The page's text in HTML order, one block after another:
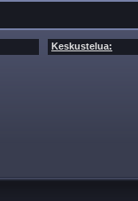
Keskustelua: